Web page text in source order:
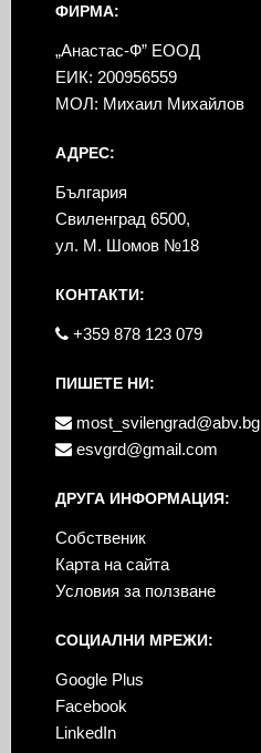
ФИРМА:
„Анастас-Ф” ЕООД
ЕИК: 200956559
МОЛ: Михаил Михайлов
АДРЕС:
България
Свиленград 6500,
ул. М. Шомов №18
КОНТАКТИ:
+359 878 123 079
ПИШЕТЕ НИ:
most_svilengrad@abv.bg
esvgrd@gmail.com
ДРУГА ИНФОРМАЦИЯ:
Собственик
Карта на сайта
Условия за ползване
СОЦИАЛНИ МРЕЖИ:
Google Plus
Facebook
LinkedIn